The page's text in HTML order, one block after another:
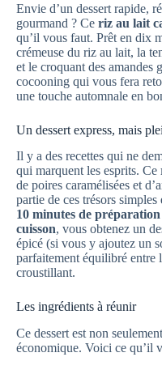
Envie d’un dessert rapide,
gourmand ? Ce riz au lait
qu’il vous faut. Prêt en dix
crémeuse du riz au lait, la
et le croquant des amandes
cocooning qui vous fera
une touche automnale en
Un dessert express, mais
Il y a des recettes qui ne
qui marquent les esprits. Ce
de poires caramélisées et
partie de ces trésors
10 minutes de préparation
cuisson, vous obtenez un
épicé (si vous y ajoutez un
parfaitement équilibré entre
croustillant.
Les ingrédients à réunir
Ce dessert est non
économique. Voici ce qu’il